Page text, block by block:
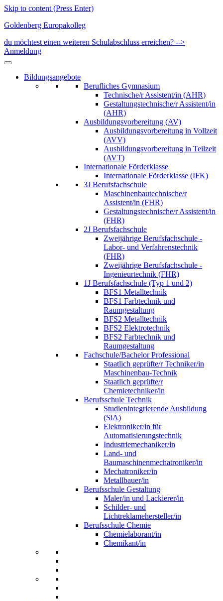
Skip to content (Press Enter)
Goldenberg Europakolleg
du möchtest einen weiteren Schulabschluss erreichen? -->
Anmeldung
Bildungsangebote
Berufliches Gymnasium
Technische/r Assistent/in (AHR)
Gestaltungstechnische/r Assistent/in
(AHR)
Ausbildungsvorbereitung (AV)
Ausbildungsvorbereitung in Vollzeit
(AVV)
Ausbildungsvorbereitung in Teilzeit
(AVT)
Internationale Förderklasse
Internationale Förderklasse (IFK)
3J Berufsfachschule
Maschinenbautechnische/r
Assistent/in (FHR)
Gestaltungstechnische/r Assistent/in
(FHR)
2J Berufsfachschule
Zweijährige Berufsfachschule -
Labor- und Verfahrenstechnik
(FHR)
Zweijährige Berufsfachschule -
Ingenieurtechnik (FHR)
1J Berufsfachschule (Typ 1 und 2)
BFS1 Metalltechnik
BFS1 Farbtechnik und
Raumgestaltung
BFS2 Metalltechnik
BFS2 Elektrotechnik
BFS2 Farbtechnik und
Raumgestaltung
Fachschule/Bachelor Professional
Staatlich geprüfte/r Techniker/in
Maschinenbau-Technik
Staatlich geprüfte/r
Chemietechniker/in
Berufsschule Technik
Studienintegrierende Ausbildung
(SiA)
Elektroniker/in für
Automatisierungstechnik
Industriemechaniker/in
Land- und
Baumaschinenmechatroniker/in
Mechatroniker/in
Metallbauer/in
Berufsschule Gestaltung
Maler/in und Lackierer/in
Schilder- und
Lichtreklamehersteller/in
Berufsschule Chemie
Chemielaborant/in
Chemikant/in